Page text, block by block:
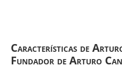
Características de
Fundador de Arturo